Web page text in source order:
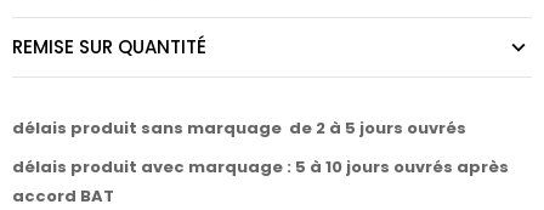
REMISE SUR QUANTITÉ
délais produit sans marquage de 2 à 5 jours ouvrés
délais produit avec marquage : 5 à 10 jours ouvrés après
accord BAT